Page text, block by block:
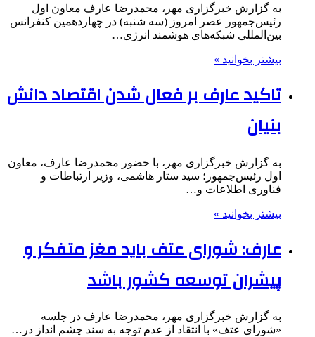
به گزارش خبرگزاری مهر، محمدرضا عارف معاون اول
رئیس‌جمهور عصر امروز (سه شنبه) در چهاردهمین کنفرانس
بین‌المللی شبکه‌های هوشمند انرژی…
بیشتر بخوانید »
تاکید عارف بر فعال شدن اقتصاد دانش
بنیان
به گزارش خبرگزاری مهر، با حضور محمدرضا عارف، معاون
اول رئیس‌جمهور؛ سید ستار هاشمی، وزیر ارتباطات و
فناوری اطلاعات و…
بیشتر بخوانید »
عارف: شورای عتف باید مغز متفکر و
پیشران توسعه کشور باشد
به گزارش خبرگزاری مهر، محمدرضا عارف در جلسه
«شورای عتف» با انتقاد از عدم توجه به سند چشم انداز در…